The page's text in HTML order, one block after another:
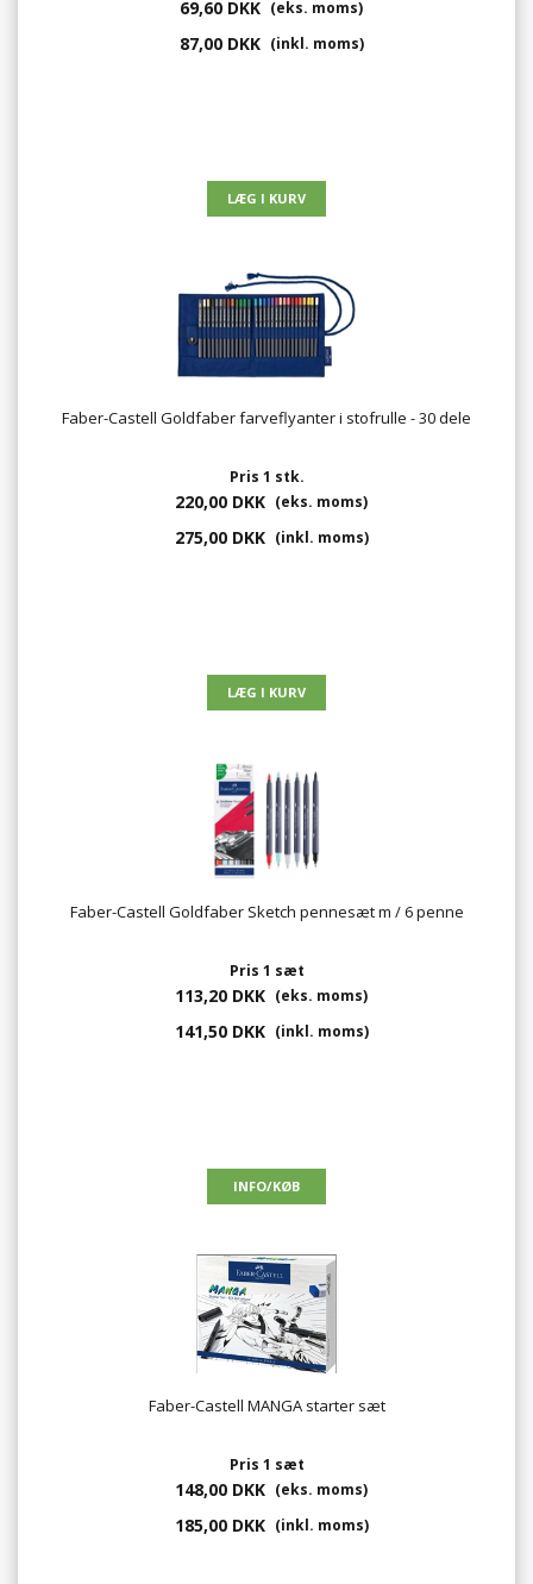
69,60 DKK (eks. moms)
87,00 DKK (inkl. moms)
Faber-Castell Goldfaber farveflyanter i stofrulle - 30 dele
Pris 1 stk.
220,00 DKK (eks. moms)
275,00 DKK (inkl. moms)
Faber-Castell Goldfaber Sketch pennesæt m / 6 penne
Pris 1 sæt
113,20 DKK (eks. moms)
141,50 DKK (inkl. moms)
Faber-Castell MANGA starter sæt
Pris 1 sæt
148,00 DKK (eks. moms)
185,00 DKK (inkl. moms)